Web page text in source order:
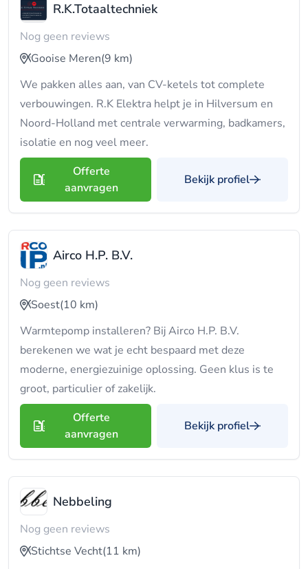
R.K.Totaaltechniek
Nog geen reviews
Gooise Meren(9 km)
We pakken alles aan, van CV-ketels tot complete
verbouwingen. R.K Elektra helpt je in Hilversum en
Noord-Holland met centrale verwarming, badkamers,
isolatie en nog veel meer.
Offerte
aanvragen
Bekijk profiel
Airco H.P. B.V.
Nog geen reviews
Soest(10 km)
Warmtepomp installeren? Bij Airco H.P. B.V.
berekenen we wat je echt bespaard met deze
moderne, energiezuinige oplossing. Geen klus is te
groot, particulier of zakelijk.
Offerte
aanvragen
Bekijk profiel
Nebbeling
Nog geen reviews
Stichtse Vecht(11 km)